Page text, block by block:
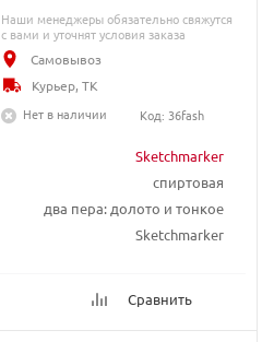
Sketchmarker
спиртовая
два пера: долото и тонкое
Sketchmarker
Сравнить
Наши менеджеры обязательно свяжутся
с вами и уточнят условия заказа
Самовывоз
Курьер, ТК
Нет в наличии
Код: 36fash